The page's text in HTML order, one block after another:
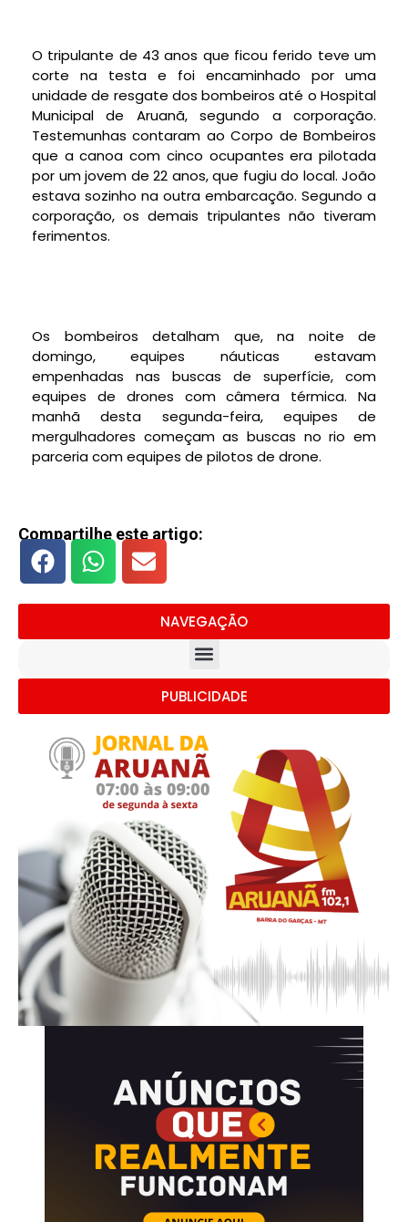
O tripulante de 43 anos que ficou ferido teve um
corte na testa e foi encaminhado por uma
unidade de resgate dos bombeiros até o Hospital
Municipal de Aruanã, segundo a corporação.
Testemunhas contaram ao Corpo de Bombeiros
que a canoa com cinco ocupantes era pilotada
por um jovem de 22 anos, que fugiu do local. João
estava sozinho na outra embarcação. Segundo a
corporação, os demais tripulantes não tiveram
ferimentos.
Os bombeiros detalham que, na noite de
domingo, equipes náuticas estavam
empenhadas nas buscas de superfície, com
equipes de drones com câmera térmica. Na
manhã desta segunda-feira, equipes de
mergulhadores começam as buscas no rio em
parceria com equipes de pilotos de drone.
Compartilhe este artigo:
NAVEGAÇÃO
PUBLICIDADE